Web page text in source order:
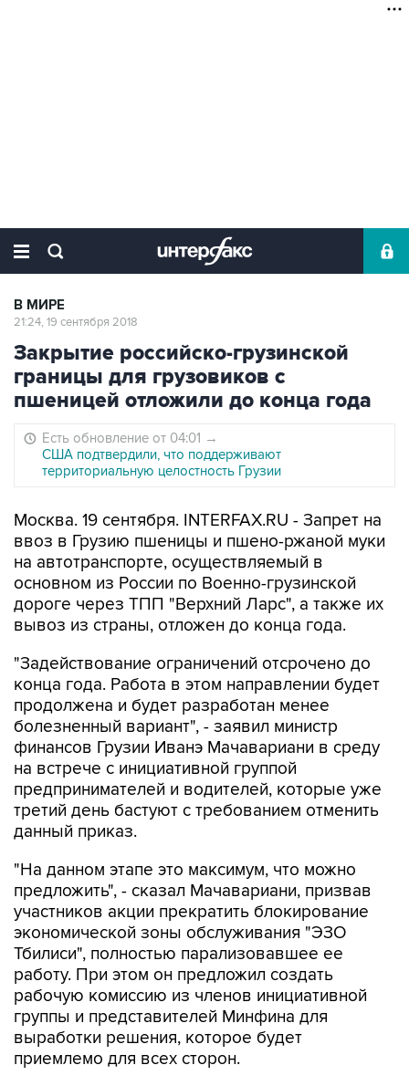
В МИРЕ
21:24, 19 сентября 2018
Закрытие российско-грузинской
границы для грузовиков с
пшеницей отложили до конца года
Есть обновление от 04:01 →
США подтвердили, что поддерживают
территориальную целостность Грузии
Москва. 19 сентября. INTERFAX.RU - Запрет на
ввоз в Грузию пшеницы и пшено-ржаной муки
на автотранспорте, осуществляемый в
основном из России по Военно-грузинской
дороге через ТПП "Верхний Ларс", а также их
вывоз из страны, отложен до конца года.
"Задействование ограничений отсрочено до
конца года. Работа в этом направлении будет
продолжена и будет разработан менее
болезненный вариант", - заявил министр
финансов Грузии Иванэ Мачавариани в среду
на встрече с инициативной группой
предпринимателей и водителей, которые уже
третий день бастуют с требованием отменить
данный приказ.
"На данном этапе это максимум, что можно
предложить", - сказал Мачавариани, призвав
участников акции прекратить блокирование
экономической зоны обслуживания "ЭЗО
Тбилиси", полностью парализовавшее ее
работу. При этом он предложил создать
рабочую комиссию из членов инициативной
группы и представителей Минфина для
выработки решения, которое будет
приемлемо для всех сторон.